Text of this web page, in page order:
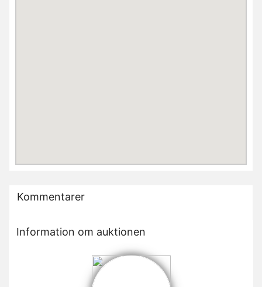
Kommentarer
Information om auktionen